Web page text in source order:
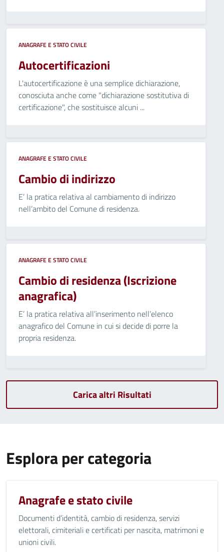
ANAGRAFE E STATO CIVILE
Autocertificazioni
L'autocertificazione è una semplice dichiarazione,
conosciuta anche come "dichiarazione sostitutiva di
certificazione", che sostituisce alcuni ...
ANAGRAFE E STATO CIVILE
Cambio di indirizzo
E’ la pratica relativa al cambiamento di indirizzo
nell’ambito del Comune di residenza.
ANAGRAFE E STATO CIVILE
Cambio di residenza (Iscrizione
anagrafica)
E’ la pratica relativa all’inserimento nell’elenco
anagrafico del Comune in cui si decide di porre la
propria residenza.
Carica altri Risultati
Esplora per categoria
Anagrafe e stato civile
Documenti d’identità, cambio di residenza, servizi
elettorali, cimiteriali e certificati per nascita, matrimoni e
unioni civili.